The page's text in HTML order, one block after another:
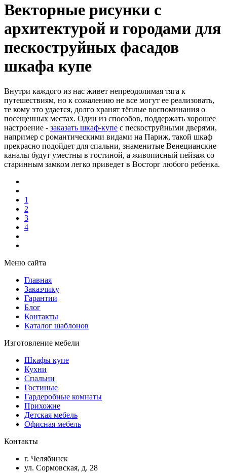
Векторные рисунки с
архитектурой и городами для
пескоструйных фасадов
шкафа купе
Внутри каждого из нас живет непреодолимая тяга к
путешествиям, но к сожалению не все могут ее реализовать,
те кому это удается, долго хранят тёплые воспоминания о
посещенных местах. Один из способов, поддержать хорошее
настроение - заказать шкаф-купе с пескоструйными дверями,
например с романтическими видами на Париж, такой шкаф
прекрасно подойдет для спальни, знаменитые Венецианские
каналы будут уместны в гостиной, а живописный пейзаж со
старинным замком легко приведет в Восторг любого ребенка.
1
2
3
4
Меню сайта
Главная
Заказчику
Гарантии
Блог
Контакты
Каталог шаблонов
Изготовление мебели
Шкафы купе
Кухни
Спальни
Гостиные
Гардеробные комнаты
Прихожие
Детская мебель
Офисная мебель
Контакты
г. Челябинск
ул. Сормовская, д. 28